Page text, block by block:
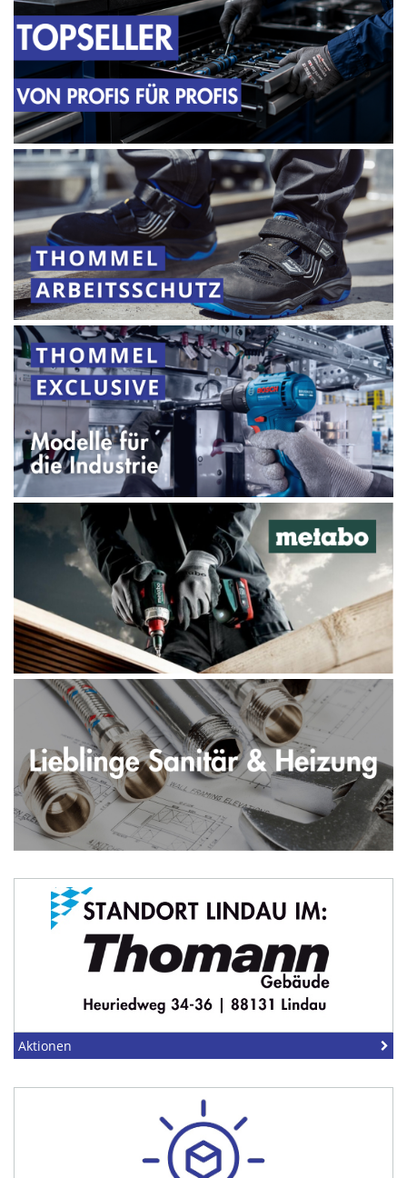
Aktionen